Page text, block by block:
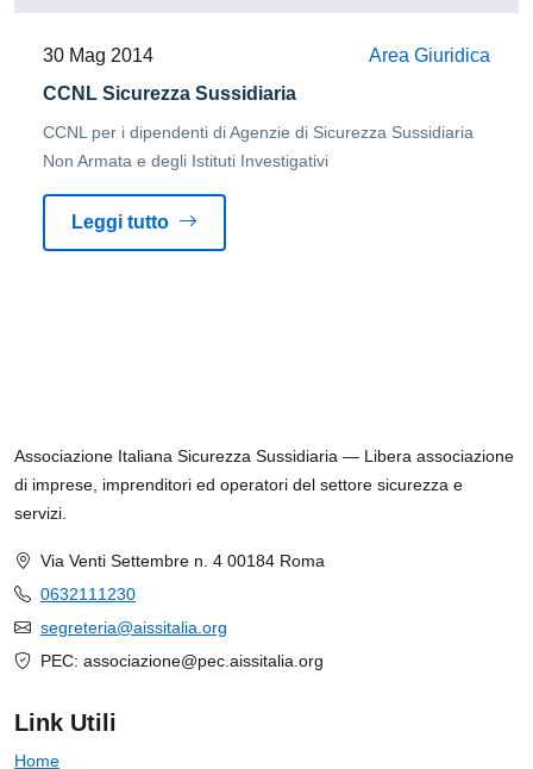
30 Mag 2014
Area Giuridica
CCNL Sicurezza Sussidiaria
CCNL per i dipendenti di Agenzie di Sicurezza Sussidiaria
Non Armata e degli Istituti Investigativi
Leggi tutto
Associazione Italiana Sicurezza Sussidiaria — Libera associazione
di imprese, imprenditori ed operatori del settore sicurezza e
servizi.
Via Venti Settembre n. 4 00184 Roma
0632111230
segreteria@aissitalia.org
PEC: associazione@pec.aissitalia.org
Link Utili
Home